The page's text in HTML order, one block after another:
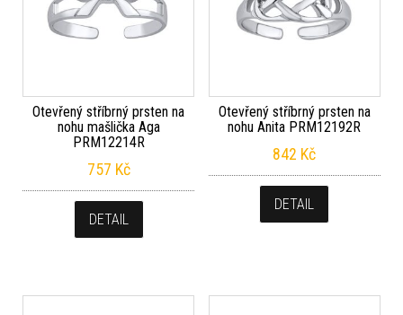
Otevřený stříbrný prsten na
nohu mašlička Aga
PRM12214R
757 Kč
DETAIL
Otevřený stříbrný prsten na
nohu Anita PRM12192R
842 Kč
DETAIL